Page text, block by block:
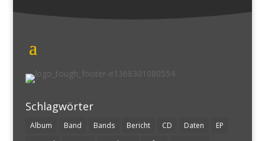
Schlagwörter
Album Band Bands Bericht CD Daten
EP